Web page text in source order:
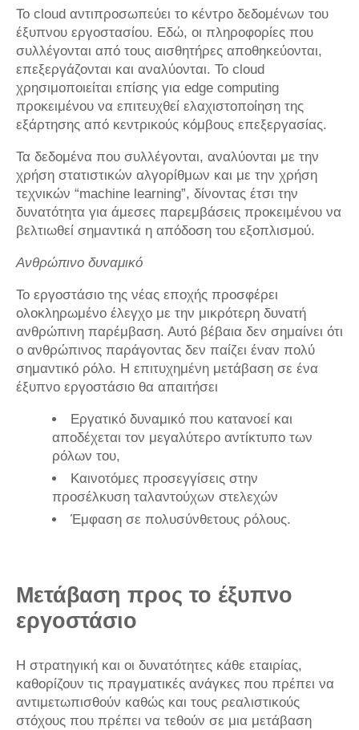
Το cloud αντιπροσωπεύει το κέντρο δεδομένων του
έξυπνου εργοστασίου. Εδώ, οι πληροφορίες που
συλλέγονται από τους αισθητήρες αποθηκεύονται,
επεξεργάζονται και αναλύονται. Το cloud
χρησιμοποιείται επίσης για edge computing
προκειμένου να επιτευχθεί ελαχιστοποίηση της
εξάρτησης από κεντρικούς κόμβους επεξεργασίας.
Τα δεδομένα που συλλέγονται, αναλύονται με την
χρήση στατιστικών αλγορίθμων και με την χρήση
τεχνικών “machine learning”, δίνοντας έτσι την
δυνατότητα για άμεσες παρεμβάσεις προκειμένου να
βελτιωθεί σημαντικά η απόδοση του εξοπλισμού.
Ανθρώπινο δυναμικό
Το εργοστάσιο της νέας εποχής προσφέρει
ολοκληρωμένο έλεγχο με την μικρότερη δυνατή
ανθρώπινη παρέμβαση. Αυτό βέβαια δεν σημαίνει ότι
ο ανθρώπινος παράγοντας δεν παίζει έναν πολύ
σημαντικό ρόλο. Η επιτυχημένη μετάβαση σε ένα
έξυπνο εργοστάσιο θα απαιτήσει
Εργατικό δυναμικό που κατανοεί και
αποδέχεται τον μεγαλύτερο αντίκτυπο των
ρόλων του,
Καινοτόμες προσεγγίσεις στην
προσέλκυση ταλαντούχων στελεχών
Έμφαση σε πολυσύνθετους ρόλους.
Μετάβαση προς το έξυπνο
εργοστάσιο
Η στρατηγική και οι δυνατότητες κάθε εταιρίας,
καθορίζουν τις πραγματικές ανάγκες που πρέπει να
αντιμετωπισθούν καθώς και τους ρεαλιστικούς
στόχους που πρέπει να τεθούν σε μια μετάβαση